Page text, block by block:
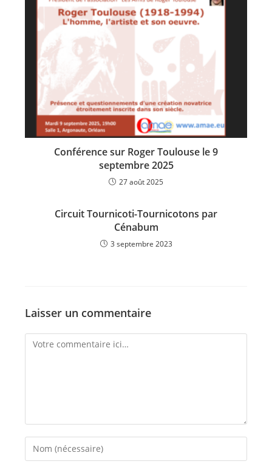
Conférence sur Roger Toulouse le 9
septembre 2025
27 août 2025
Circuit Tournicoti-Tournicotons par
Cénabum
3 septembre 2023
Laisser un commentaire
Comment
Enter
your